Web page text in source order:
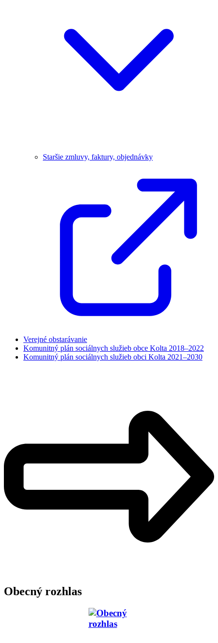
Staršie zmluvy, faktury, objednávky
Verejné obstarávanie
Komunitný plán sociálnych služieb obce Kolta 2018–2022
Komunitný plán sociálnych služieb obci Kolta 2021–2030
Obecný rozhlas